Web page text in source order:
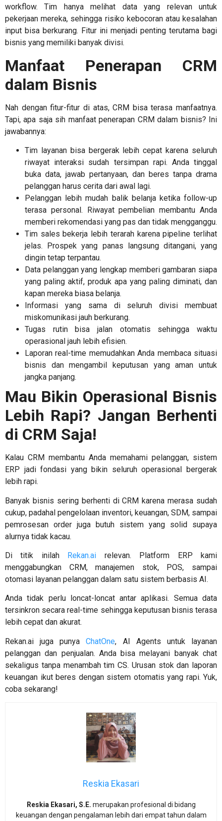
workflow. Tim hanya melihat data yang relevan untuk
pekerjaan mereka, sehingga risiko kebocoran atau kesalahan
input bisa berkurang. Fitur ini menjadi penting terutama bagi
bisnis yang memiliki banyak divisi.
Manfaat Penerapan CRM
dalam Bisnis
Nah dengan fitur-fitur di atas, CRM bisa terasa manfaatnya.
Tapi, apa saja sih manfaat penerapan CRM dalam bisnis? Ini
jawabannya:
Tim layanan bisa bergerak lebih cepat karena seluruh
riwayat interaksi sudah tersimpan rapi. Anda tinggal
buka data, jawab pertanyaan, dan beres tanpa drama
pelanggan harus cerita dari awal lagi.
Pelanggan lebih mudah balik belanja ketika follow-up
terasa personal. Riwayat pembelian membantu Anda
memberi rekomendasi yang pas dan tidak mengganggu.
Tim sales bekerja lebih terarah karena pipeline terlihat
jelas. Prospek yang panas langsung ditangani, yang
dingin tetap terpantau.
Data pelanggan yang lengkap memberi gambaran siapa
yang paling aktif, produk apa yang paling diminati, dan
kapan mereka biasa belanja.
Informasi yang sama di seluruh divisi membuat
miskomunikasi jauh berkurang.
Tugas rutin bisa jalan otomatis sehingga waktu
operasional jauh lebih efisien.
Laporan real-time memudahkan Anda membaca situasi
bisnis dan mengambil keputusan yang aman untuk
jangka panjang.
Mau Bikin Operasional Bisnis
Lebih Rapi? Jangan Berhenti
di CRM Saja!
Kalau CRM membantu Anda memahami pelanggan, sistem
ERP jadi fondasi yang bikin seluruh operasional bergerak
lebih rapi.
Banyak bisnis sering berhenti di CRM karena merasa sudah
cukup, padahal pengelolaan inventori, keuangan, SDM, sampai
pemrosesan order juga butuh sistem yang solid supaya
alurnya tidak kacau.
Di titik inilah Rekan.ai relevan. Platform ERP kami
menggabungkan CRM, manajemen stok, POS, sampai
otomasi layanan pelanggan dalam satu sistem berbasis AI.
Anda tidak perlu loncat-loncat antar aplikasi. Semua data
tersinkron secara real-time sehingga keputusan bisnis terasa
lebih cepat dan akurat.
Rekan.ai juga punyaChatOne, AI Agents untuk layanan
pelanggan dan penjualan. Anda bisa melayani banyak chat
sekaligus tanpa menambah tim CS. Urusan stok dan laporan
keuangan ikut beres dengan sistem otomatis yang rapi. Yuk,
coba sekarang!
Reskia Ekasari
Reskia Ekasari, S.E. merupakan profesional di bidang
keuangan dengan pengalaman lebih dari empat tahun dalam